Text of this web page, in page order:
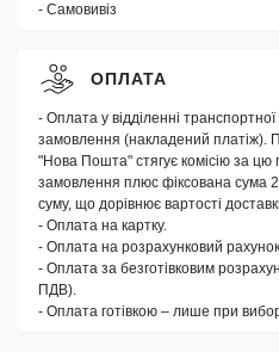
- Самовивіз
ОПЛАТА
- Оплата у відділенні
замовлення (накладений платіж).
"Нова Пошта" стягує комісію за цю
замовлення плюс фіксована сума
суму, що дорівнює вартості
- Оплата на картку.
- Оплата на розрахунковий
- Оплата за безготівковим
ПДВ).
- Оплата готівкою – лише при